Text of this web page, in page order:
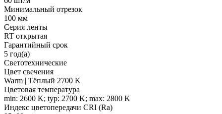
Минимальный отрезок
100 мм
Серия ленты
RT открытая
Гарантийный срок
5 год(а)
Светотехнические
Цвет свечения
Warm | Тёплый 2700 K
Цветовая температура
min: 2600 K; typ: 2700 K; max: 2800 K
Индекс цветопередачи CRI (Ra)